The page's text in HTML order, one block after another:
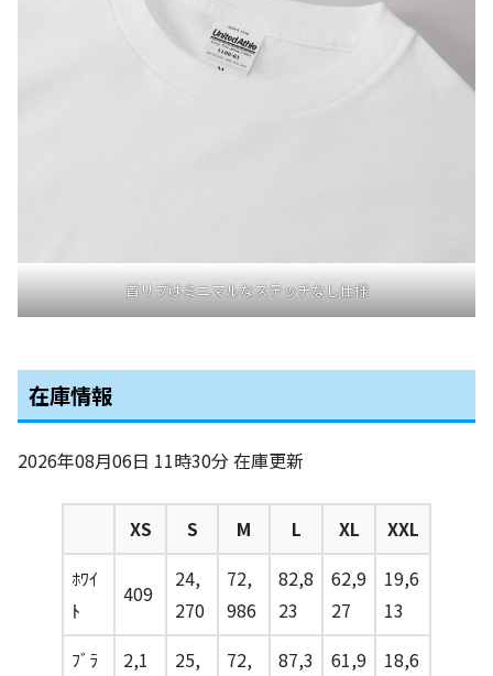
首リブはミニマルなステッチなし仕様
在庫情報
2026年08月06日 11時30分在庫更新
XS S M L XL
XXL
ﾎﾜｲ
ﾄ
409
24,
270
72,
986
82,8
23
62,9
27
19,6
13
ﾌﾞﾗ
2,1
25,
72,
87,3
61,9
18,6